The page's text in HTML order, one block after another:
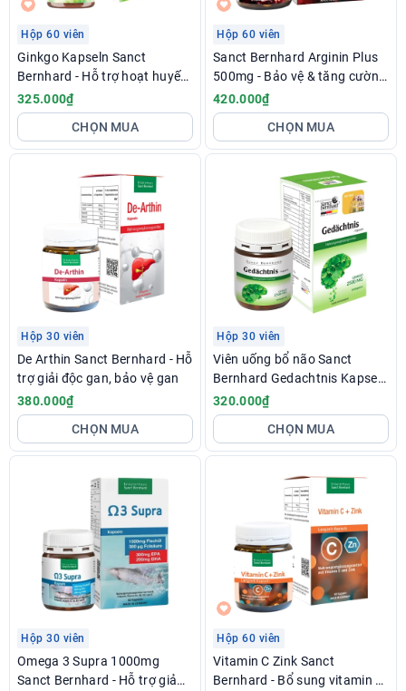
Hộp 60 viên
Ginkgo Kapseln Sanct
Bernhard - Hỗ trợ hoạt huyết,
tăng cường lưu thông máu
lên não
325.000₫
CHỌN MUA
Hộp 60 viên
Sanct Bernhard Arginin Plus
500mg - Bảo vệ & tăng cường
chức năng gan
420.000₫
CHỌN MUA
Hộp 30 viên
De Arthin Sanct Bernhard - Hỗ
trợ giải độc gan, bảo vệ gan
380.000₫
CHỌN MUA
Hộp 30 viên
Viên uống bổ não Sanct
Bernhard Gedachtnis Kapseln
- Hỗ trợ tăng cường tuần
hoàn máu não
320.000₫
CHỌN MUA
Hộp 30 viên
Omega 3 Supra 1000mg
Sanct Bernhard - Hỗ trợ giảm
Hộp 60 viên
Vitamin C Zink Sanct
Bernhard - Bổ sung vitamin C